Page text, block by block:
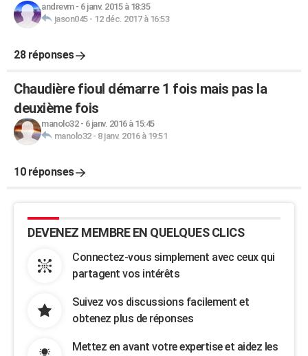
andrevm- 6 janv. 2015 à 18:35
jason045- 12 déc. 2017 à 16:53
28 réponses
Chaudière fioul démarre 1 fois mais pas la
deuxième fois
manolo32- 6 janv. 2016 à 15:45
manolo32- 8 janv. 2016 à 19:51
10 réponses
DEVENEZ MEMBRE EN QUELQUES CLICS
Connectez-vous simplement avec ceux qui
partagent vos intérêts
Suivez vos discussions facilement et
obtenez plus de réponses
Mettez en avant votre expertise et aidez les